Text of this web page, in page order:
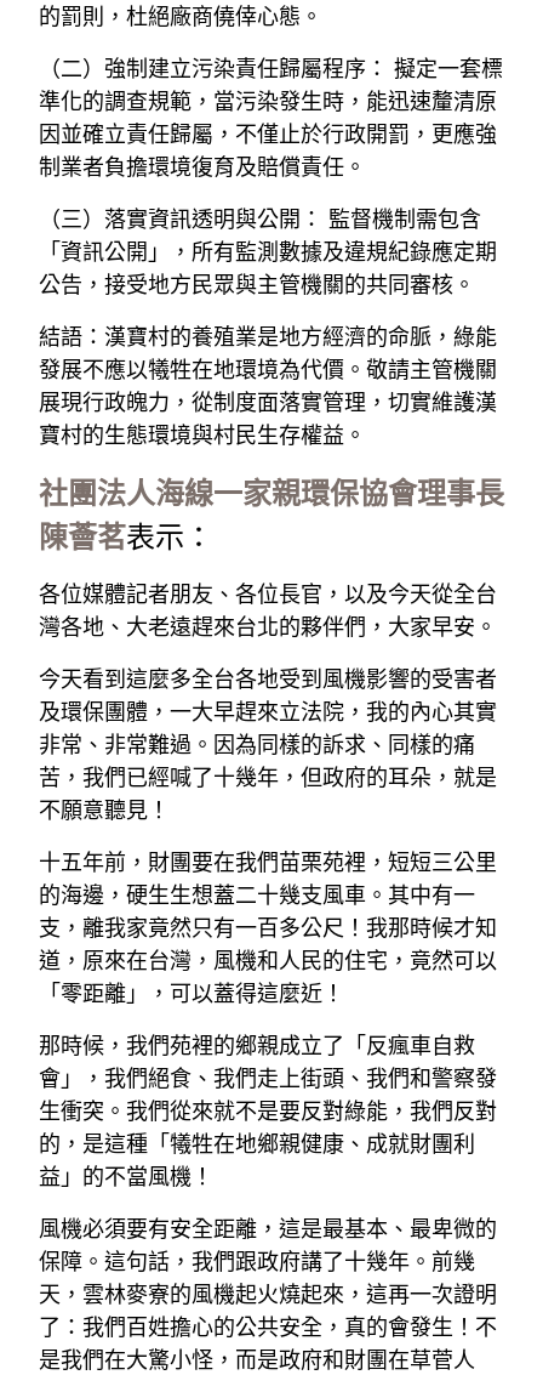
的罰則，杜絕廠商僥倖心態。
（二）強制建立污染責任歸屬程序： 擬定一套標
準化的調查規範，當污染發生時，能迅速釐清原
因並確立責任歸屬，不僅止於行政開罰，更應強
制業者負擔環境復育及賠償責任。
（三）落實資訊透明與公開： 監督機制需包含
「資訊公開」，所有監測數據及違規紀錄應定期
公告，接受地方民眾與主管機關的共同審核。
結語：漢寶村的養殖業是地方經濟的命脈，綠能
發展不應以犧牲在地環境為代價。敬請主管機關
展現行政魄力，從制度面落實管理，切實維護漢
寶村的生態環境與村民生存權益。
社團法人海線一家親環保協會理事長
陳薈茗表示：
各位媒體記者朋友、各位長官，以及今天從全台
灣各地、大老遠趕來台北的夥伴們，大家早安。
今天看到這麼多全台各地受到風機影響的受害者
及環保團體，一大早趕來立法院，我的內心其實
非常、非常難過。因為同樣的訴求、同樣的痛
苦，我們已經喊了十幾年，但政府的耳朵，就是
不願意聽見！
十五年前，財團要在我們苗栗苑裡，短短三公里
的海邊，硬生生想蓋二十幾支風車。其中有一
支，離我家竟然只有一百多公尺！我那時候才知
道，原來在台灣，風機和人民的住宅，竟然可以
「零距離」，可以蓋得這麼近！
那時候，我們苑裡的鄉親成立了「反瘋車自救
會」，我們絕食、我們走上街頭、我們和警察發
生衝突。我們從來就不是要反對綠能，我們反對
的，是這種「犧牲在地鄉親健康、成就財團利
益」的不當風機！
風機必須要有安全距離，這是最基本、最卑微的
保障。這句話，我們跟政府講了十幾年。前幾
天，雲林麥寮的風機起火燒起來，這再一次證明
了：我們百姓擔心的公共安全，真的會發生！不
是我們在大驚小怪，而是政府和財團在草菅人